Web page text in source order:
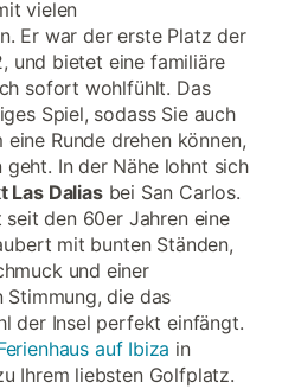
vielen
Er war der erste Platz der
und bietet eine familiäre
sofort wohlfühlt. Das
Spiel, sodass Sie auch
Runde drehen können,
In der Nähe lohnt sich
Las Daliasbei San Carlos.
den 60er Jahren eine
mit bunten Ständen,
und einer
die das
der Insel perfekt einfängt.
auf Ibiza in
Ihrem liebsten Golfplatz.